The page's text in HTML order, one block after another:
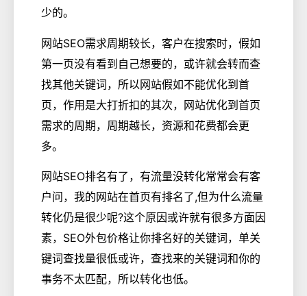
少的。
网站SEO需求周期较长，客户在搜索时，假如
第一页没有看到自己想要的，或许就会转而查
找其他关键词，所以网站假如不能优化到首
页，作用是大打折扣的其次，网站优化到首页
需求的周期，周期越长，资源和花费都会更
多。
网站SEO排名有了，有流量没转化常常会有客
户问，我的网站在首页有排名了,但为什么流量
转化仍是很少呢?这个原因或许就有很多方面因
素，SEO外包价格让你排名好的关键词，单关
键词查找量很低或许，查找来的关键词和你的
事务不太匹配，所以转化也低。